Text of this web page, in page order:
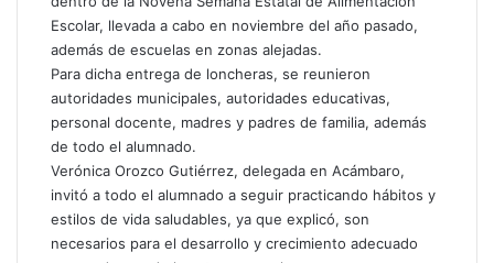
t
r
ó
Escolar, llevada a cabo en noviembre del año pasado,
además de escuelas en zonas alejadas.
Para dicha entrega de loncheras, se reunieron
autoridades municipales, autoridades educativas,
personal docente, madres y padres de familia, además
de todo el alumnado.
Verónica Orozco Gutiérrez, delegada en Acámbaro,
invitó a todo el alumnado a seguir practicando hábitos y
estilos de vida saludables, ya que explicó, son
necesarios para el desarrollo y crecimiento adecuado